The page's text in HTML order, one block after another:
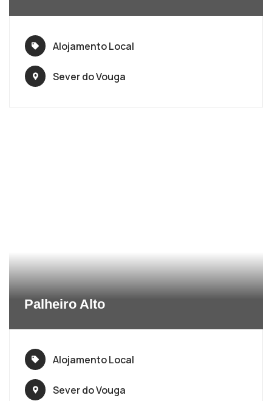
Alojamento Local
Sever do Vouga
Palheiro Alto
Alojamento Local
Sever do Vouga